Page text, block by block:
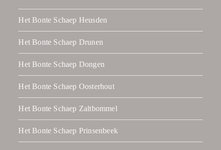
Het Bonte Schaep Heusden
Het Bonte Schaep Drunen
Het Bonte Schaep Dongen
Het Bonte Schaep Oosterhout
Het Bonte Schaep Zaltbommel
Het Bonte Schaep Prinsenbeek